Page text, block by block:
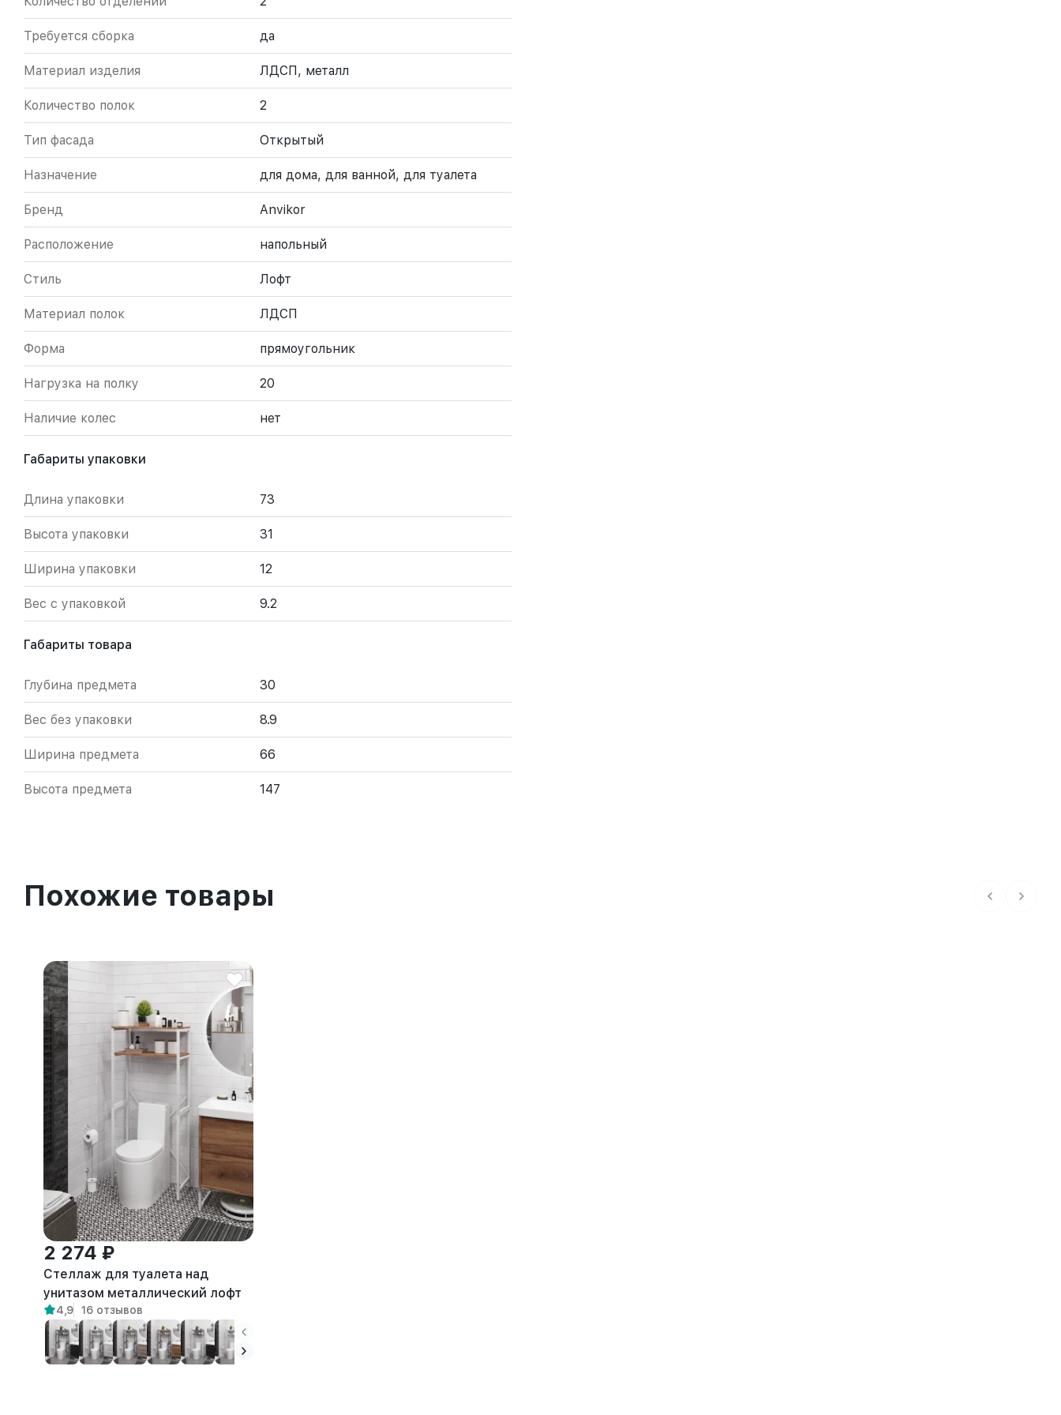
Требуется сборка да
Материал изделия ЛДСП, металл
Количество полок 2
Тип фасада Открытый
Назначение для дома, для ванной, для туалета
Бренд Anvikor
Расположение напольный
Стиль Лофт
Материал полок ЛДСП
Форма прямоугольник
Нагрузка на полку 20
Наличие колес нет
Габариты упаковки
Длина упаковки 73
Высота упаковки 31
Ширина упаковки 12
Вес с упаковкой 9.2
Габариты товара
Глубина предмета 30
Вес без упаковки 8.9
Ширина предмета 66
Высота предмета 147
Похожие товары
2 274 ₽
Стеллаж для туалета над
унитазом металлический лофт
Ильма белый/амаретто
4,9 16 отзывов